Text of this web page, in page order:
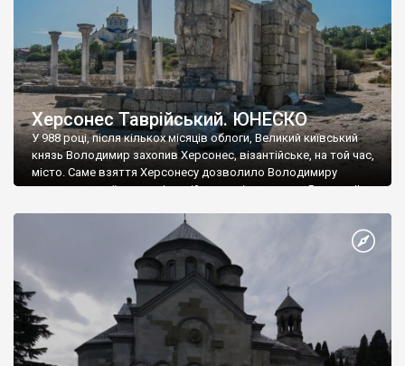
Херсонес Таврійський. ЮНЕСКО
У 988 році, після кількох місяців облоги, Великий київський
князь Володимир захопив Херсонес, візантійське, на той час,
місто. Саме взяття Херсонесу дозволило Володимиру
диктувати свої умови візантійському імператору Василю ІІ, та
Херсонесі Володимир-язичник, став Василем-християнином.
А потім було Хрещення Русі. На честь Херсонесу Таврійського